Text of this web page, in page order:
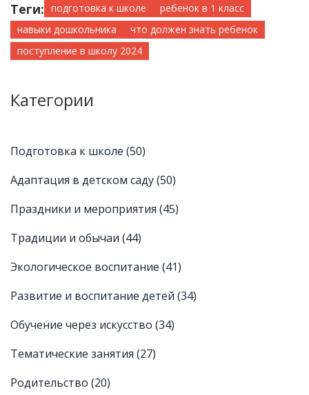
Теги: подготовка к школе
ребенок в 1 класс
навыки дошкольника
что должен знать ребенок
поступление в школу 2024
Категории
Подготовка к школе (50)
Адаптация в детском саду(50)
Праздники и мероприятия (45)
Традиции и обычаи (44)
Экологическое воспитание (41)
Развитие и воспитание детей (34)
Обучение через искусство (34)
Тематические занятия (27)
Родительство (20)